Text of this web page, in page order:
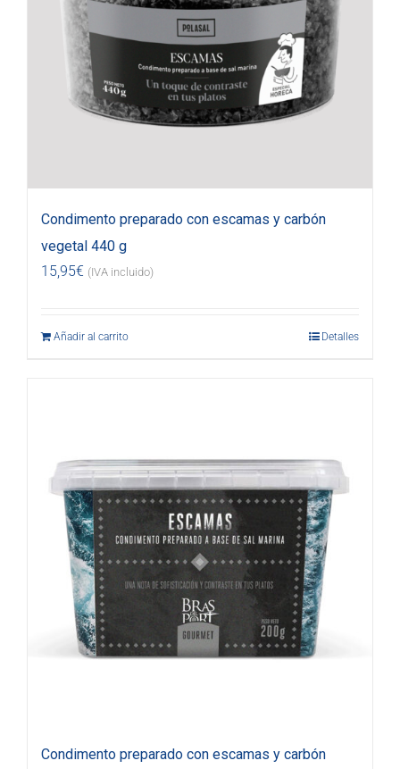
Condimento preparado con escamas y carbón
vegetal 440 g
15,95€ (IVA incluido)
Añadir al carrito Detalles
Condimento preparado con escamas y carbón